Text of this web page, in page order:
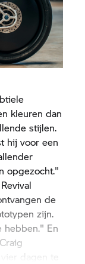
kleuren dan
stijlen.
hij voor een
opgezocht."
de
zijn.
En
dagen te